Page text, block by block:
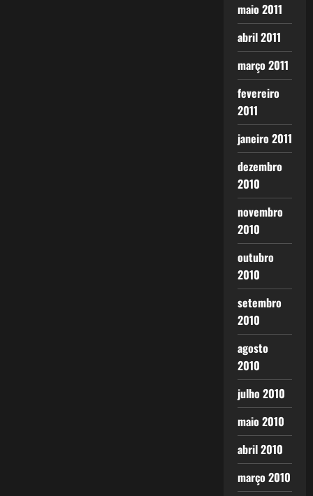
maio 2011
abril 2011
março 2011
fevereiro
2011
janeiro 2011
dezembro
2010
novembro
2010
outubro
2010
setembro
2010
agosto
2010
julho 2010
maio 2010
abril 2010
março 2010